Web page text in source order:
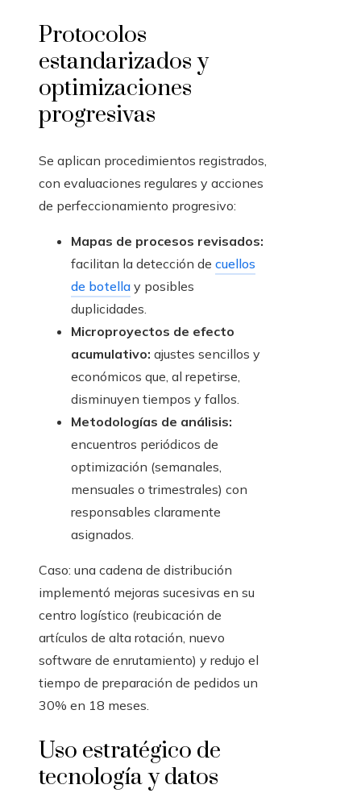
Protocolos
estandarizados y
optimizaciones
progresivas
Se aplican procedimientos registrados,
con evaluaciones regulares y acciones
de perfeccionamiento progresivo:
Mapas de procesos revisados:
facilitan la detección de cuellos
de botella y posibles
duplicidades.
Microproyectos de efecto
acumulativo: ajustes sencillos y
económicos que, al repetirse,
disminuyen tiempos y fallos.
Metodologías de análisis:
encuentros periódicos de
optimización (semanales,
mensuales o trimestrales) con
responsables claramente
asignados.
Caso: una cadena de distribución
implementó mejoras sucesivas en su
centro logístico (reubicación de
artículos de alta rotación, nuevo
software de enrutamiento) y redujo el
tiempo de preparación de pedidos un
30% en 18 meses.
Uso estratégico de
tecnología y datos